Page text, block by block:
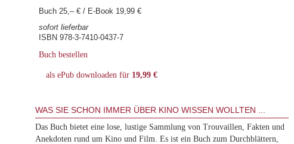
Buch 25,– € / E-Book 19,99 €
sofort lieferbar
ISBN 978-3-7410-0437-7
Buch bestellen
als ePub downloaden für 19,99 €
WAS SIE SCHON IMMER ÜBER KINO WISSEN WOLLTEN ...
Das Buch bietet eine lose, lustige Sammlung von Trouvaillen, Fakten und
Anekdoten rund um Kino und Film. Es ist ein Buch zum Durchblättern,